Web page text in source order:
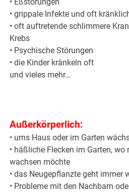
• grippale Infekte und oft
• oft auftretende schlimmere
Krebs
• Psychische Störungen
• die Kinder kränkeln oft
und vieles mehr…
Außerkörperlich:
• ums Haus oder im Garten
• häßliche Flecken im Garten,
wachsen möchte
• das Neugepflanzte geht immer
• Probleme mit den Nachbarn